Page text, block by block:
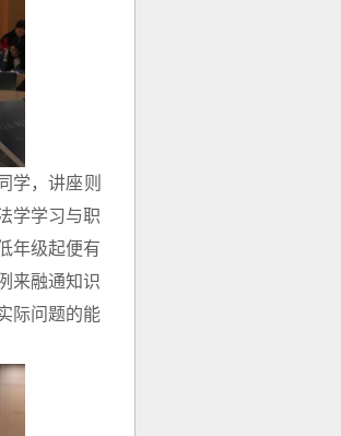
学，讲座则
学学习与职
年级起便有
来融通知识
际问题的能